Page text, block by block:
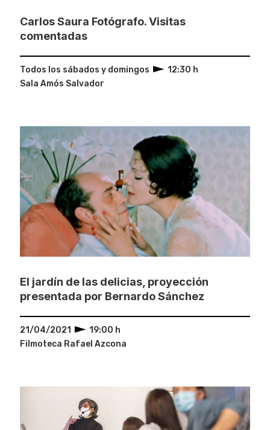
Carlos Saura Fotógrafo. Visitas
comentadas
Todos los sábados y domingos
12:30 h
Sala Amós Salvador
El jardín de las delicias, proyección
presentada por Bernardo Sánchez
21/04/2021
19:00 h
Filmoteca Rafael Azcona